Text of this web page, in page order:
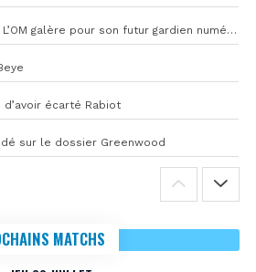
Restes, Atubolu, Bulka… L’OM galère pour son futur gardien numéro 1
écarté Rabiot
sur le dossier Greenwood
MATCHS